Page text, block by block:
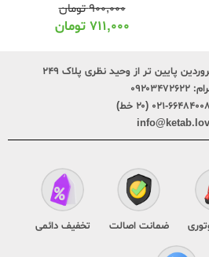
۹۰۰,۰۰۰تومان
۷۱۱,۰۰۰ تومان
۰۹۲۰۳۴۷۲۶۲۲
۶۶۴۸۴۰۰۸-۰۲۱ (۲۰ خط)
ضمانت اصالت تخفیف دائمی